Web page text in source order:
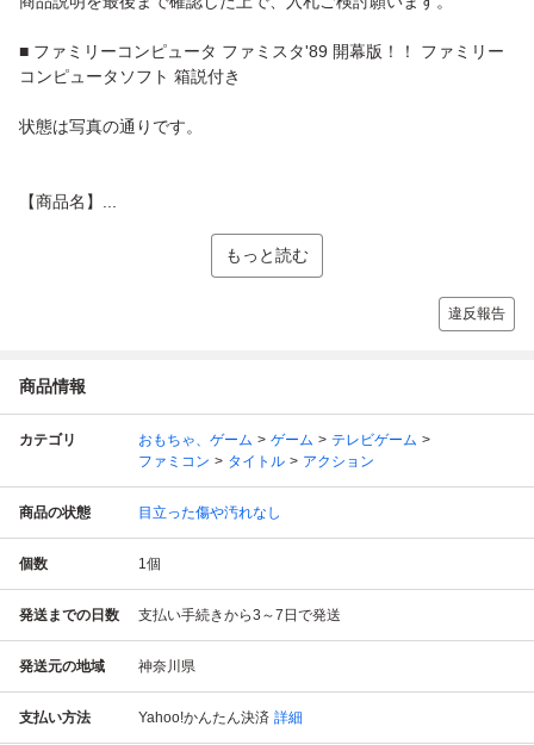
■ ファミリーコンピュータ ファミスタ'89 開幕版！！ ファミリー
コンピュータソフト 箱説付き
状態は写真の通りです。
【商品名】...
もっと読む
違反報告
商品情報
カテゴリ おもちゃ、ゲーム ゲーム
テレビゲーム
ファミコン
タイトル アクション
商品の状態 目立った傷や汚れなし
個数 1個
発送までの日数 支払い手続きから3～7日で発送
発送元の地域 神奈川県
支払い方法 Yahoo!かんたん決済 詳細